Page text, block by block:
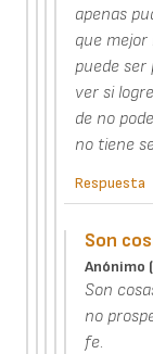
apenas
que mejor
puede ser
ver si
de no
no tiene
Respuesta
Son
Anónimo
Son
no
fe.